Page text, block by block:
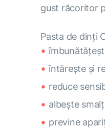
gust răcoritor
Pasta de dinți
întărește și
reduce
albește
previne